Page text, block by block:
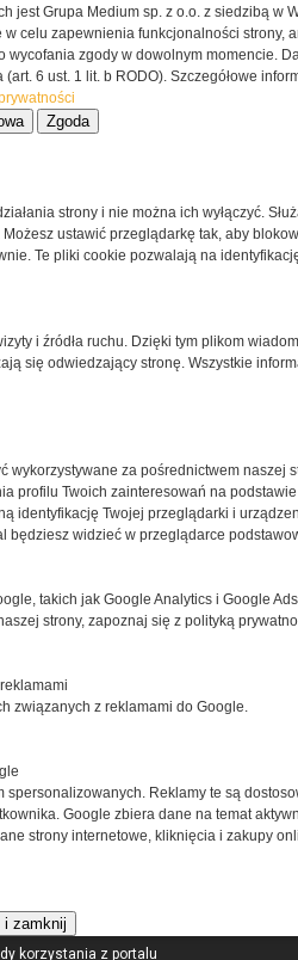
kotłowni
również w
wybrać
w kraju i na świecie.
korzystania z portalu
jest Grupa Medium sp. z o.o. z siedzibą w
w celu zapewnienia funkcjonalności strony,
wycofania zgody w dowolnym momencie.
6 ust. 1 lit. b RODO). Szczegółowe
Zgoda
strony i nie można ich wyłączyć.
ustawić przeglądarkę tak, aby
Te pliki cookie pozwalają na
i źródła ruchu. Dzięki tym plikom
się odwiedzający stronę. Wszystkie
wykorzystywane za pośrednictwem naszej
profilu Twoich zainteresowań na
identyfikację Twojej przeglądarki i
będziesz widzieć w przeglądarce
takich jak Google Analytics i Google
strony, zapoznaj się z polityką
związanych z reklamami do Google.
spersonalizowanych. Reklamy te są
Google zbiera dane na temat
strony internetowe, kliknięcia i zakupy
i zamknij